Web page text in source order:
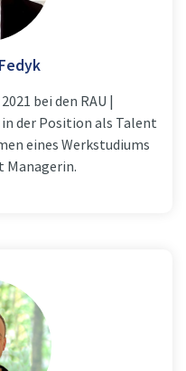
bei den RAU |
in der Position als Talent
eines Werkstudiums
Managerin.